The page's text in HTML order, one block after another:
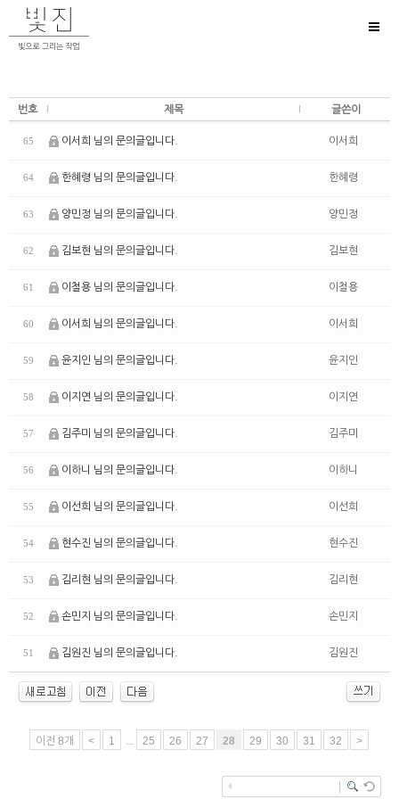
번호 제목 글쓴이
65 이서희 님의 문의글입니다. 이서희
64 한혜령 님의 문의글입니다. 한혜령
63 양민정 님의 문의글입니다. 양민정
62 김보현 님의 문의글입니다. 김보현
61 이철용 님의 문의글입니다. 이철용
60 이서희 님의 문의글입니다. 이서희
59 윤지인 님의 문의글입니다. 윤지인
58 이지연 님의 문의글입니다. 이지연
57 김주미 님의 문의글입니다. 김주미
56 이하니 님의 문의글입니다. 이하니
55 이선희 님의 문의글입니다. 이선희
54 현수진 님의 문의글입니다. 현수진
53 김리현 님의 문의글입니다. 김리현
52 손민지 님의 문의글입니다. 손민지
51 김원진 님의 문의글입니다. 김원진
이전 8개 < 1 ... 25 26 27 28 29 30 31 32 >